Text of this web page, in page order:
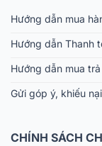
Hướng dẫn mua
Hướng dẫn Thanh
Hướng dẫn mua
Gửi góp ý, khiếu nại
CHÍNH SÁCH